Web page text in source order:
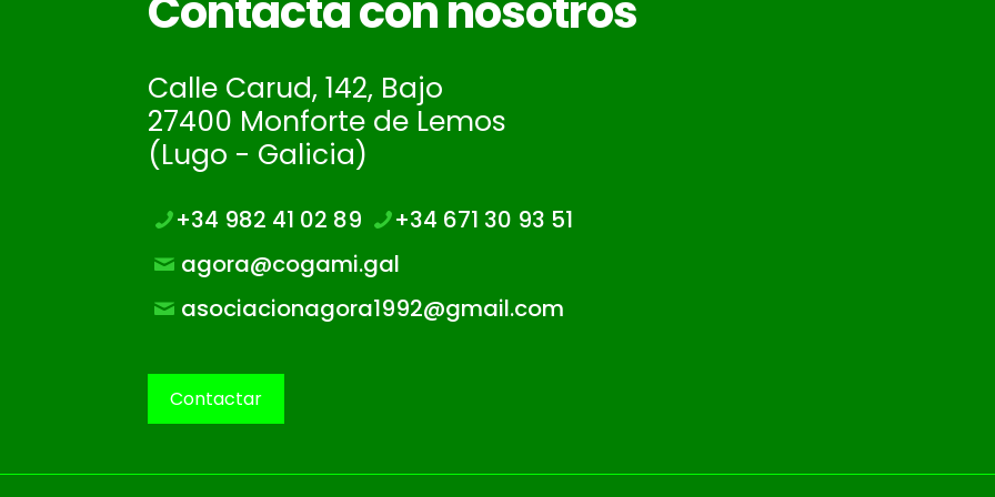
Calle Carud, 142, Bajo
27400 Monforte de Lemos
(Lugo - Galicia)
+34 982 41 02 89
+34 671 30 93 51
agora@cogami.gal
asociacionagora1992@gmail.com
Contactar